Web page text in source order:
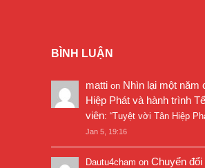
BÌNH LUẬN
matti on Nhìn lại một năm
Hiệp Phát và hành trình
viên: “Tuyệt vời Tân Hiệp
Jan 5, 19:16
Dautu4cham on Chuyển